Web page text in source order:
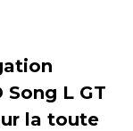
L GT
la toute